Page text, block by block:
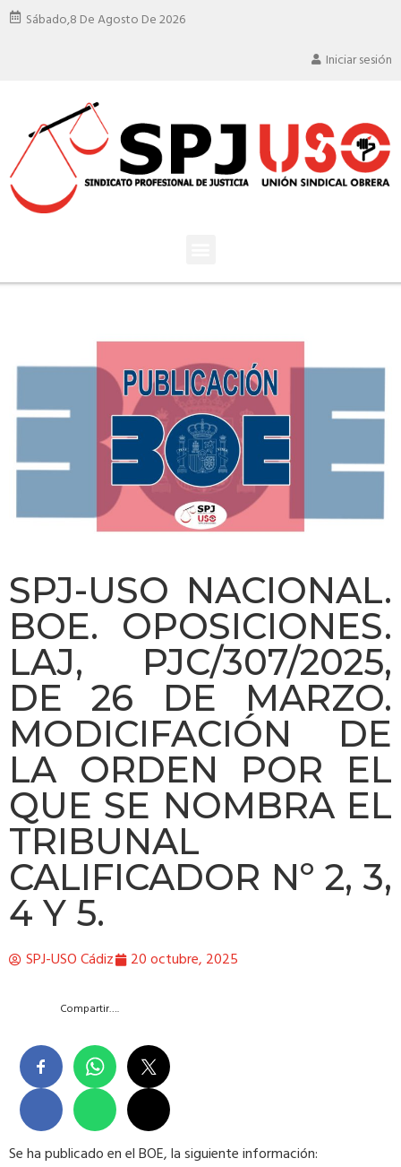
Sábado,8 De Agosto De 2026
Iniciar sesión
SPJ-USO NACIONAL.
BOE. OPOSICIONES.
LAJ, PJC/307/2025,
DE 26 DE MARZO.
MODICIFACIÓN DE
LA ORDEN POR EL
QUE SE NOMBRA EL
TRIBUNAL
CALIFICADOR Nº 2, 3,
4 Y 5.
SPJ-USO Cádiz 20 octubre, 2025
Compartir….
Se ha publicado en el BOE, la siguiente información: